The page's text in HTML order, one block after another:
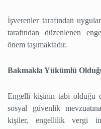
İşverenler tarafından
tarafından düzenlenen
önem taşımaktadır.
Bakmakla Yükümlü
Engelli kişinin tabi olduğu
sosyal güvenlik
kişiler, engellilik vergi